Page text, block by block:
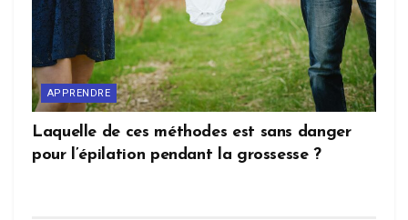
APPRENDRE
Laquelle de ces méthodes est sans danger
pour l’épilation pendant la grossesse ?